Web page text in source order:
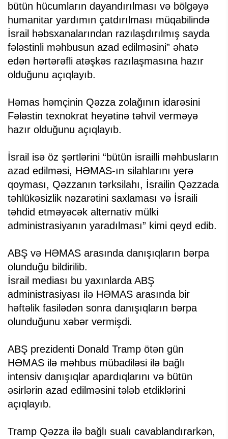
bütün hücumların dayandırılması və bölgəyə
humanitar yardımın çatdırılması müqabilində
İsrail həbsxanalarından razılaşdırılmış sayda
fələstinli məhbusun azad edilməsini” əhatə
edən hərtərəfli atəşkəs razılaşmasına hazır
olduğunu açıqlayıb.
Həmas həmçinin Qəzza zolağının idarəsini
Fələstin texnokrat heyətinə təhvil verməyə
hazır olduğunu açıqlayıb.
İsrail isə öz şərtlərini “bütün israilli məhbusların
azad edilməsi, HƏMAS-ın silahlarını yerə
qoyması, Qəzzanın tərksilahı, İsrailin Qəzzada
təhlükəsizlik nəzarətini saxlaması və İsraili
təhdid etməyəcək alternativ mülki
administrasiyanın yaradılması” kimi qeyd edib.
ABŞ və HƏMAS arasında danışıqların bərpa
olunduğu bildirilib.
İsrail mediası bu yaxınlarda ABŞ
administrasiyası ilə HƏMAS arasında bir
həftəlik fasilədən sonra danışıqların bərpa
olunduğunu xəbər vermişdi.
ABŞ prezidenti Donald Tramp ötən gün
HƏMAS ilə məhbus mübadiləsi ilə bağlı
intensiv danışıqlar apardıqlarını və bütün
əsirlərin azad edilməsini tələb etdiklərini
açıqlayıb.
Tramp Qəzza ilə bağlı sualı cavablandırarkən,